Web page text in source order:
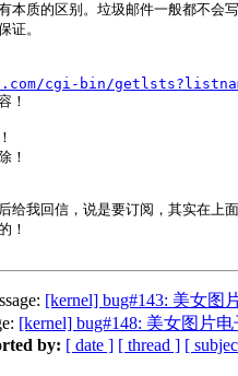
本质的区别。垃圾邮件一般都不会
证。
cgi-bin/
！
！
给我回信，说是要订阅，其实在上
！
[kernel] bug#143: 美女图
[kernel] bug#148: 美女图片
by: [ date ] [ thread ] [